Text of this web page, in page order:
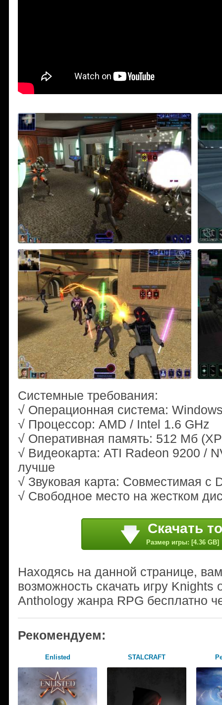
Системные требования:
√ Операционная система:
√ Процессор: AMD / Intel 1.6 GHz
√ Оперативная память: 512 Мб
√ Видеокарта: ATI Radeon 9200 /
лучше
√ Звуковая карта: Совместимая с
√ Свободное место на жестком
Скачать
Размер игры: [4.36 GB]
Находясь на данной странице,
возможность скачать игру
Anthology жанра RPG бесплатно
Рекомендуем:
Enlisted STALCRAFT